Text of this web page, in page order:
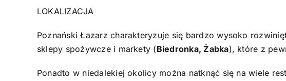
LOKALIZACJA
Poznański Łazarz charakteryzuje się bardzo wysoko
sklepy spożywcze i markety (Biedronka, Żabka), które z
Ponadto w niedalekiej okolicy można natknąć się na wiele